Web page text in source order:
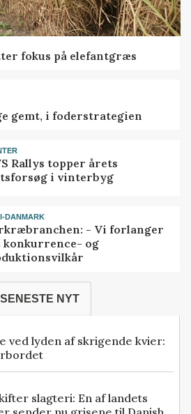
fokus på elefantgræs
gemt, i foderstrategien
Rallys topper årets
i vinterbyg
DANMARK
- Vi forlanger
konkurrence- og
SENESTE NYT
ved lyden af skrigende kvier:
slagteri: En af landets